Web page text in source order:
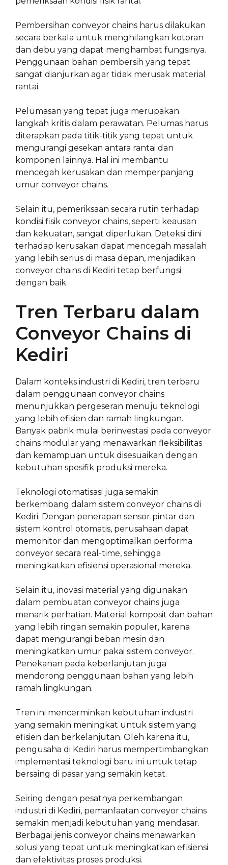
Pembersihan conveyor chains harus dilakukan
secara berkala untuk menghilangkan kotoran
dan debu yang dapat menghambat fungsinya.
Penggunaan bahan pembersih yang tepat
sangat dianjurkan agar tidak merusak material
rantai.
Pelumasan yang tepat juga merupakan
langkah kritis dalam perawatan. Pelumas harus
diterapkan pada titik-titik yang tepat untuk
mengurangi gesekan antara rantai dan
komponen lainnya. Hal ini membantu
mencegah kerusakan dan memperpanjang
umur conveyor chains.
Selain itu, pemeriksaan secara rutin terhadap
kondisi fisik conveyor chains, seperti keausan
dan kekuatan, sangat diperlukan. Deteksi dini
terhadap kerusakan dapat mencegah masalah
yang lebih serius di masa depan, menjadikan
conveyor chains di Kediri tetap berfungsi
dengan baik.
Tren Terbaru dalam
Conveyor Chains di
Kediri
Dalam konteks industri di Kediri, tren terbaru
dalam penggunaan conveyor chains
menunjukkan pergeseran menuju teknologi
yang lebih efisien dan ramah lingkungan.
Banyak pabrik mulai berinvestasi pada conveyor
chains modular yang menawarkan fleksibilitas
dan kemampuan untuk disesuaikan dengan
kebutuhan spesifik produksi mereka.
Teknologi otomatisasi juga semakin
berkembang dalam sistem conveyor chains di
Kediri. Dengan penerapan sensor pintar dan
sistem kontrol otomatis, perusahaan dapat
memonitor dan mengoptimalkan performa
conveyor secara real-time, sehingga
meningkatkan efisiensi operasional mereka.
Selain itu, inovasi material yang digunakan
dalam pembuatan conveyor chains juga
menarik perhatian. Material komposit dan bahan
yang lebih ringan semakin populer, karena
dapat mengurangi beban mesin dan
meningkatkan umur pakai sistem conveyor.
Penekanan pada keberlanjutan juga
mendorong penggunaan bahan yang lebih
ramah lingkungan.
Tren ini mencerminkan kebutuhan industri
yang semakin meningkat untuk sistem yang
efisien dan berkelanjutan. Oleh karena itu,
pengusaha di Kediri harus mempertimbangkan
implementasi teknologi baru ini untuk tetap
bersaing di pasar yang semakin ketat.
Seiring dengan pesatnya perkembangan
industri di Kediri, pemanfaatan conveyor chains
semakin menjadi kebutuhan yang mendasar.
Berbagai jenis conveyor chains menawarkan
solusi yang tepat untuk meningkatkan efisiensi
dan efektivitas proses produksi.